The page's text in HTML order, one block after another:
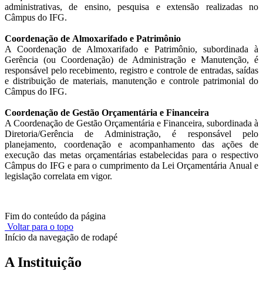
administrativas, de ensino, pesquisa e extensão realizadas no
Câmpus do IFG.
Coordenação de Almoxarifado e Patrimônio
A Coordenação de Almoxarifado e Patrimônio, subordinada à
Gerência (ou Coordenação) de Administração e Manutenção, é
responsável pelo recebimento, registro e controle de entradas, saídas
e distribuição de materiais, manutenção e controle patrimonial do
Câmpus do IFG.
Coordenação de Gestão Orçamentária e Financeira
A Coordenação de Gestão Orçamentária e Financeira, subordinada à
Diretoria/Gerência de Administração, é responsável pelo
planejamento, coordenação e acompanhamento das ações de
execução das metas orçamentárias estabelecidas para o respectivo
Câmpus do IFG e para o cumprimento da Lei Orçamentária Anual e
legislação correlata em vigor.
Fim do conteúdo da página
Voltar para o topo
Início da navegação de rodapé
A Instituição